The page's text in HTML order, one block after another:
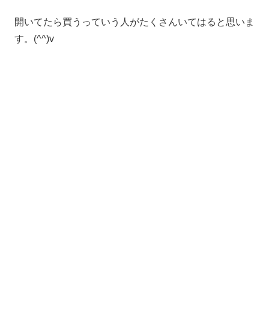
開いてたら買うっていう人がたくさんいてはると思いま
す。(^^)v